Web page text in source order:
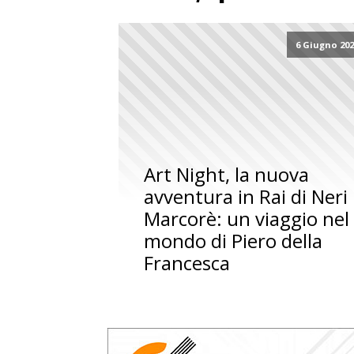
6 Giugno
Art Night, la nuova
avventura in Rai di Neri
Marcorè: un viaggio nel
mondo di Piero della
Francesca